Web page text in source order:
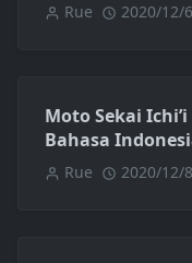
Rue 2020/12/6
Moto Sekai
Bahasa
Rue 2020/12/8